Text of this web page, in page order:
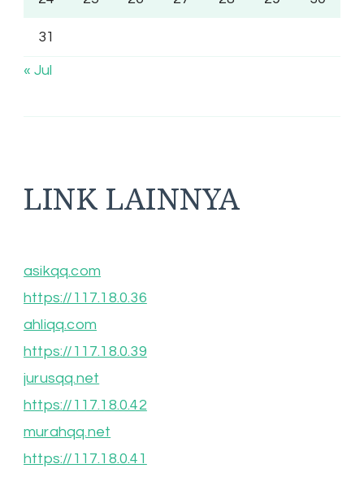
31
« Jul
LINK LAINNYA
asikqq.com
https://117.18.0.36
ahliqq.com
https://117.18.0.39
jurusqq.net
https://117.18.0.42
murahqq.net
https://117.18.0.41